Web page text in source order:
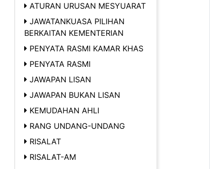
ATURAN URUSAN MESYUARAT
JAWATANKUASA PILIHAN
BERKAITAN KEMENTERIAN
PENYATA RASMI KAMAR KHAS
PENYATA RASMI
JAWAPAN LISAN
JAWAPAN BUKAN LISAN
KEMUDAHAN AHLI
RANG UNDANG-UNDANG
RISALAT
RISALAT-AM